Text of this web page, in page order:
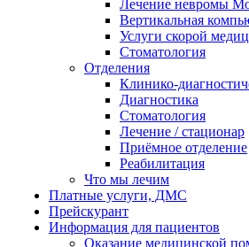
Лечение невромы
Вертикальная
Услуги скорой
Стоматология
Отделения
Клинико-
Диагностика
Стоматология
Лечение / стационар
Приёмное отделение
Реабилитация
Что мы лечим
Платные услуги, ДМС
Прейскурант
Информация для пациентов
Оказание медицинской